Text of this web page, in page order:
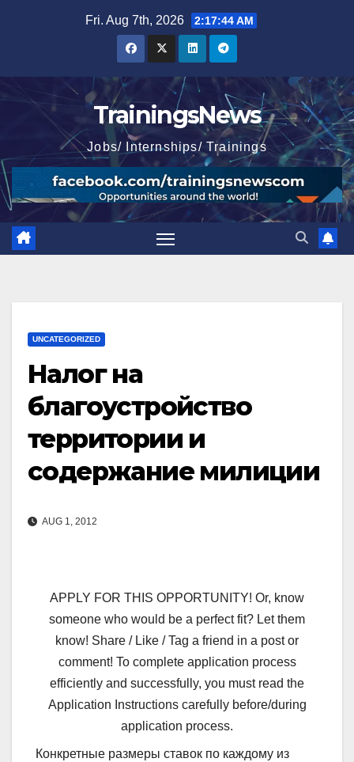
Fri. Aug 7th, 2026 2:17:46 AM
TrainingsNews
Jobs/ Internships/ Trainings
UNCATEGORIZED
Налог на
благоустройство
территории и
содержание милиции
AUG 1, 2012
APPLY FOR THIS OPPORTUNITY! Or, know
someone who would be a perfect fit? Let them
know! Share / Like / Tag a friend in a post or
comment! To complete application process
efficiently and successfully, you must read the
Application Instructions carefully before/during
application process.
Конкретные размеры ставок по каждому из